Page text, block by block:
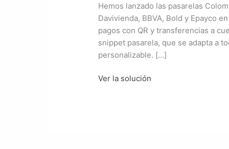
Hemos lanzado las pasarelas
Davivienda, BBVA, Bold y Epayco
pagos con QR y transferencias a
snippet pasarela, que se adapta a
personalizable. […]
Pasarelas
Ver la solución